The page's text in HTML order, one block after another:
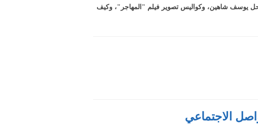
يوسف شاهين، وكواليس تصوير فيلم "المهاجر"، وكيف
الاجتماعي